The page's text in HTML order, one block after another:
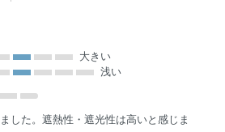
大きい
浅い
した。遮熱性・遮光性は高いと感じま